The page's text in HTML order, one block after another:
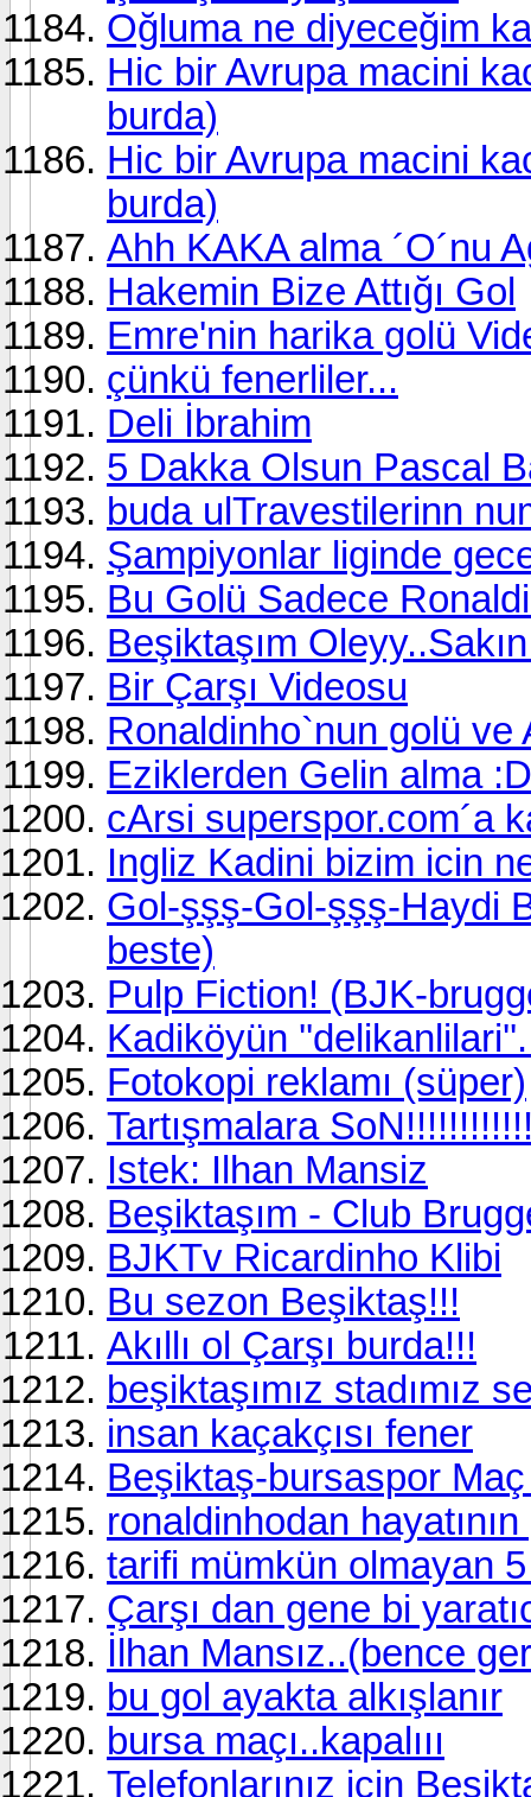
Oğluma ne diyeceğim
Hic bir Avrupa macini
burda)
Hic bir Avrupa macini
burda)
Ahh KAKA alma ´O´nu
Hakemin Bize Attığı Gol
Emre'nin harika golü
çünkü fenerliler...
Deli İbrahim
5 Dakka Olsun Pascal
buda ulTravestilerinn
Şampiyonlar liginde
Bu Golü Sadece
Beşiktaşım
Bir Çarşı Videosu
Ronaldinho`nun golü ve
Eziklerden Gelin alma
cArsi superspor.com´a
Ingliz Kadini bizim icin
Gol-şşş-Gol-şşş-Haydi
beste)
Pulp Fiction! (BJK-
Kadiköyün
Fotokopi reklamı (süper)
Tartışmalara
Istek: Ilhan Mansiz
Beşiktaşım - Club
BJKTv Ricardinho Klibi
Bu sezon Beşiktaş!!!
Akıllı ol Çarşı burda!!!
beşiktaşımız stadımız
insan kaçakçısı fener
Beşiktaş-bursaspor
ronaldinhodan
tarifi mümkün olmayan
Çarşı dan gene bi
İlhan Mansız..(bence
bu gol ayakta alkışlanır
bursa maçı..kapalııı
Telefonlarınız için